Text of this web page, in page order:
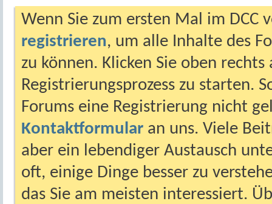
Wenn Sie zum ersten Mal im DCC
registrieren, um alle Inhalte des
zu können. Klicken Sie oben
Registrierungsprozess zu starten.
Forums eine Registrierung nicht
Kontaktformular an uns. Viele
aber ein lebendiger Austausch
oft, einige Dinge besser zu
das Sie am meisten interessiert.